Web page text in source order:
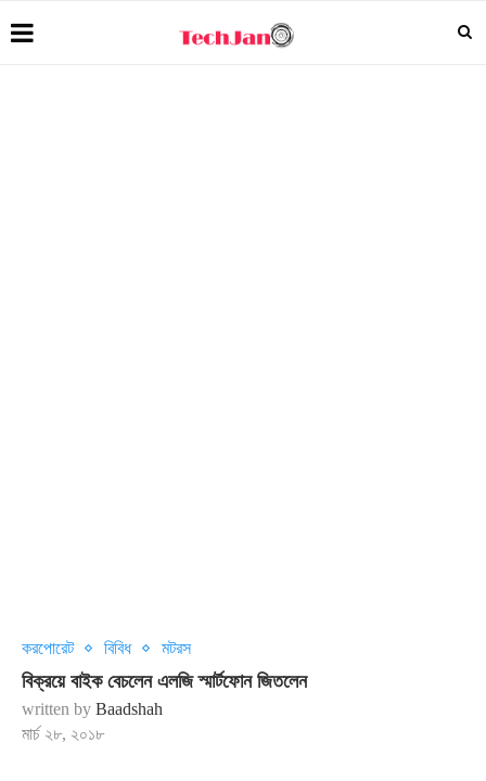
করপোরেট বিবিধ মটরস
বিক্রয়ে বাইক বেচলেন এলজি স্মার্টফোন জিতলেন
written by Baadshah
মার্চ ২৮, ২০১৮